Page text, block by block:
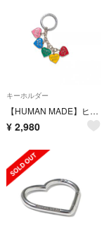
キーホルダー
【HUMAN MADE】ヒューマンメイド ハートキー ホルダー チャーム
¥ 2,980